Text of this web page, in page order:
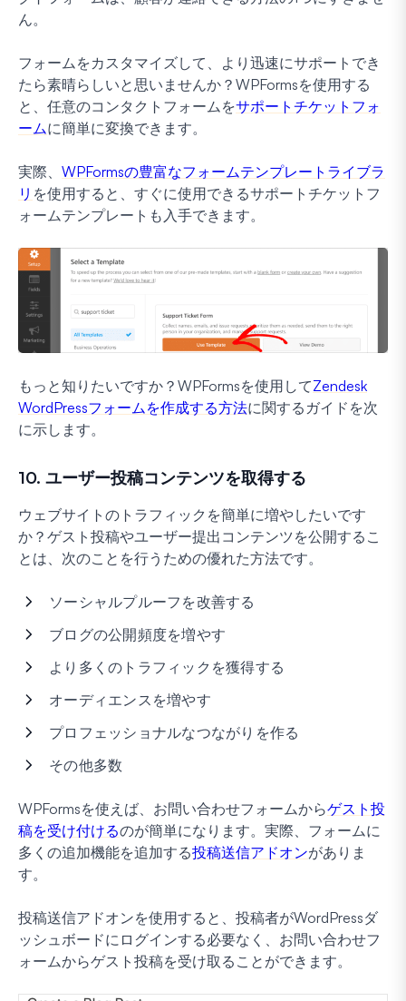
ん。
フォームをカスタマイズして、より迅速にサポートでき
たら素晴らしいと思いませんか？WPFormsを使用する
と、任意のコンタクトフォームをサポートチケットフォ
ームに簡単に変換できます。
実際、 WPFormsの豊富なフォームテンプレートライブラ
リ を使用すると、すぐに使用できるサポートチケットフ
ォームテンプレートも入手できます。
もっと知りたいですか？WPFormsを使用してZendesk
WordPressフォームを作成する方法に関するガイドを次
に示します。
10. ユーザー投稿コンテンツを取得する
ウェブサイトのトラフィックを簡単に増やしたいです
か？ゲスト投稿やユーザー提出コンテンツを公開するこ
とは、次のことを行うための優れた方法です。
ソーシャルプルーフを改善する
ブログの公開頻度を増やす
より多くのトラフィックを獲得する
オーディエンスを増やす
プロフェッショナルなつながりを作る
その他多数
WPFormsを使えば、お問い合わせフォームからゲスト投
稿を受け付けるのが簡単になります。実際、フォームに
多くの追加機能を追加する投稿送信アドオンがありま
す。
投稿送信アドオンを使用すると、投稿者がWordPressダ
ッシュボードにログインする必要なく、お問い合わせフ
ォームからゲスト投稿を受け取ることができます。